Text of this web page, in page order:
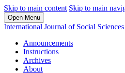
Skip to main content Skip to main
Open Menu
International Journal of Social
Announcements
Instructions
Archives
About